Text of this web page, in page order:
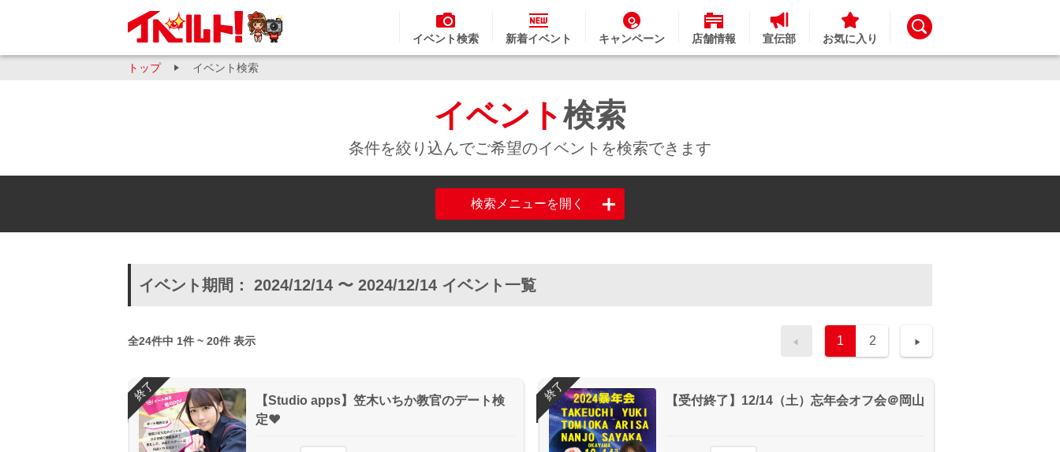
イベント検索 新着イベント キャンペーン 店舗情報 宣伝部 お気に入り
トップ イベント検索
イベント検索
条件を絞り込んでご希望のイベントを検索できます
検索メニューを開く
イベント期間： 2024/12/14 〜 2024/12/14 イベント一覧
全24件中 1件 ~ 20件 表示 1 2
【Studio apps】笠木いちか教官のデート検
定❤
終了 【受付終了】12/14（土）忘年会オフ会＠岡山
終了